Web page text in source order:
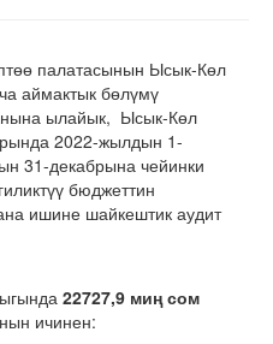
палатасынын Ысык-Көл
аймактык бөлүмү
ылайык, Ысык-Көл
2022-жылдын 1-
31-декабрына чейинки
бюджеттин
ишине шайкештик аудит
22727,9 миң сом
ичинен: